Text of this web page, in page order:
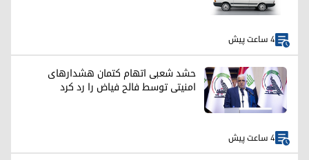
4 ساعت پیش
حشد شعبی اتهام کتمان هشدارهای
امنیتی توسط فالح فیاض را رد کرد
4 ساعت پیش